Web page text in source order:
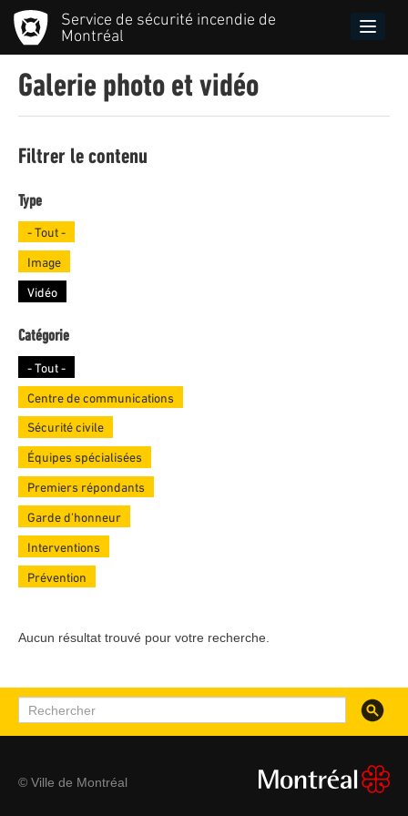
Aller
au
contenu
Service de sécurité incendie de
Montréal
Toggle
Galerie photo et vidéo
Filtrer le contenu
Type
- Tout -
Image
Vidéo
Catégorie
- Tout -
Centre de communications
Sécurité civile
Équipes spécialisées
Premiers répondants
Garde d’honneur
Interventions
Prévention
Aucun résultat trouvé pour votre recherche.
Rechercher
© Ville de Montréal